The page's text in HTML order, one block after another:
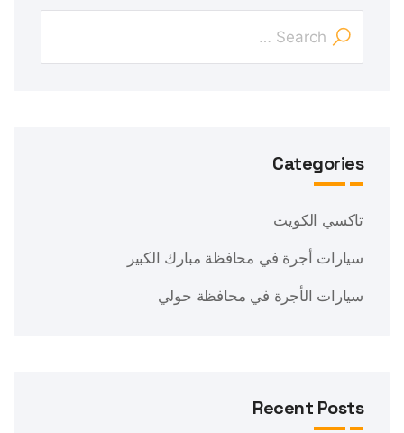
Categories
تاكسي الكويت
سيارات أجرة في محافظة مبارك الكبير
سيارات الأجرة في محافظة حولي
Recent Posts